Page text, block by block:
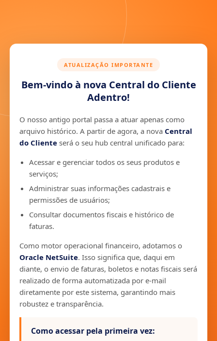
ATUALIZAÇÃO IMPORTANTE
Bem-vindo à nova Central do Cliente
Adentro!
O nosso antigo portal passa a atuar apenas como
arquivo histórico. A partir de agora, a nova Central
do Cliente será o seu hub central unificado para:
Acessar e gerenciar todos os seus produtos e
serviços;
Administrar suas informações cadastrais e
permissões de usuários;
Consultar documentos fiscais e histórico de
faturas.
Como motor operacional financeiro, adotamos o
Oracle NetSuite. Isso significa que, daqui em
diante, o envio de faturas, boletos e notas fiscais será
realizado de forma automatizada por e-mail
diretamente por este sistema, garantindo mais
robustez e transparência.
Como acessar pela primeira vez: